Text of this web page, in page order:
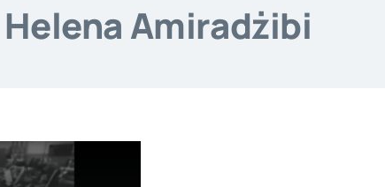
Helena Amiradżibi